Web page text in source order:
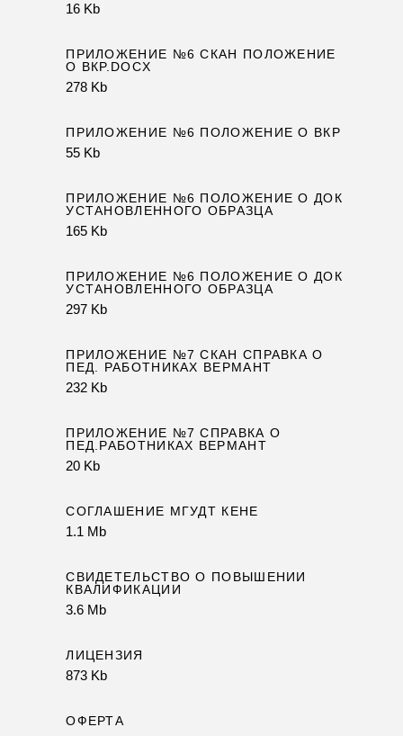
16 Kb
ПРИЛОЖЕНИЕ №6 СКАН ПОЛОЖЕНИЕ
О ВКР.DOCX
278 Kb
ПРИЛОЖЕНИЕ №6 ПОЛОЖЕНИЕ О ВКР
55 Kb
ПРИЛОЖЕНИЕ №6 ПОЛОЖЕНИЕ О ДОК
УСТАНОВЛЕННОГО ОБРАЗЦА
165 Kb
ПРИЛОЖЕНИЕ №6 ПОЛОЖЕНИЕ О ДОК
УСТАНОВЛЕННОГО ОБРАЗЦА
297 Kb
ПРИЛОЖЕНИЕ №7 СКАН СПРАВКА О
ПЕД. РАБОТНИКАХ ВЕРМАНТ
232 Kb
ПРИЛОЖЕНИЕ №7 СПРАВКА О
ПЕД.РАБОТНИКАХ ВЕРМАНТ
20 Kb
СОГЛАШЕНИЕ МГУДТ КЕНЕ
1.1 Mb
СВИДЕТЕЛЬСТВО О ПОВЫШЕНИИ
КВАЛИФИКАЦИИ
3.6 Mb
ЛИЦЕНЗИЯ
873 Kb
ОФЕРТА